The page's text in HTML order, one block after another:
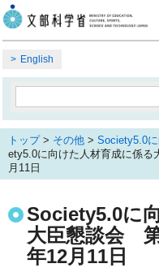
English
トップ> その他 > Society5.0
ety5.0に向けた人材育成に係
月11日
Society5.0に
大臣懇談会
年12月11日